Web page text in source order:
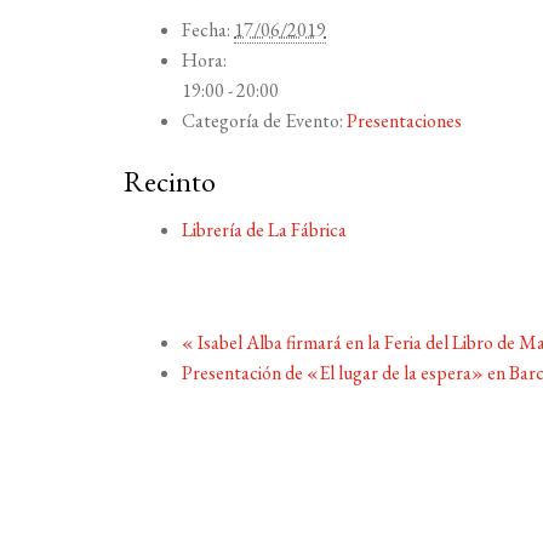
Fecha: 17/06/2019
Hora:
19:00 - 20:00
Categoría de Evento: Presentaciones
Recinto
Librería de La Fábrica
«Isabel Alba firmará en la Feria del Libro de
Presentación de «El lugar de la espera» en